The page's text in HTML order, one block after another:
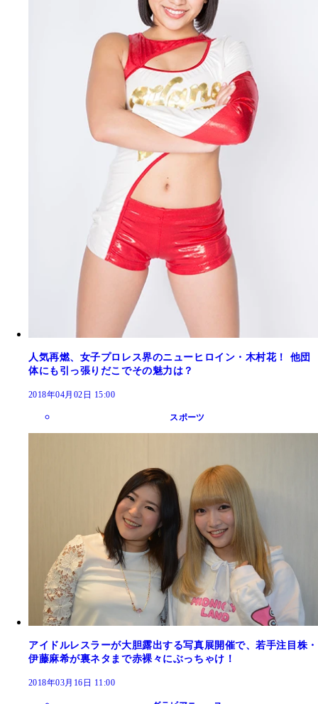
人気再燃、女子プロレス界のニューヒロイン・木村花！ 他団
体にも引っ張りだこでその魅力は？
2018年04月02日 15:00
スポーツ
アイドルレスラーが大胆露出する写真展開催で、若手注目株・
伊藤麻希が裏ネタまで赤裸々にぶっちゃけ！
2018年03月16日 11:00